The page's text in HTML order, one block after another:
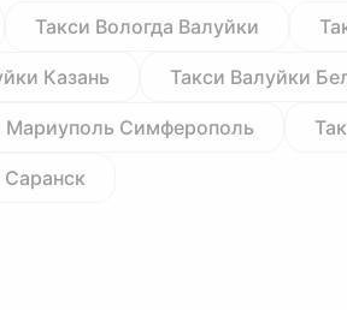
Такси Вологда Валуйки
Казань Такси Валуйки
Мариуполь Симферополь
Саранск